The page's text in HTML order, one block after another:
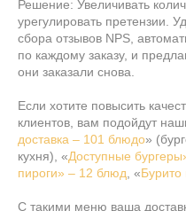
Решение: Увеличивать
урегулировать претензии.
сбора отзывов NPS,
по каждому заказу, и
они заказали снова.
Если хотите повысить
клиентов, вам подойдут
доставка – 101 блюдо»
кухня), «Доступные
пироги» – 12 блюд , «Бурито
С такими меню ваша